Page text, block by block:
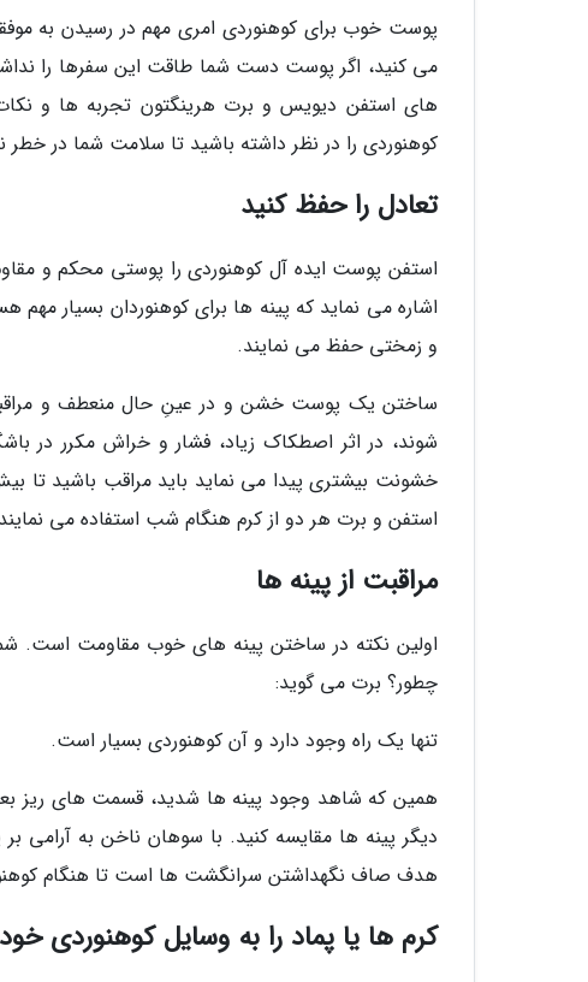
پوست خوب برای کوهنوردی امری مهم در رسیدن به
می کنید، اگر پوست دست شما طاقت این سفرها را
های استفن دیویس و برت هرینگتون تجربه ها و
کوهنوردی را در نظر داشته باشید تا سلامت شما در خطر
تعادل را حفظ کنید
استفن پوست ایده آل کوهنوردی را پوستی محکم و
اشاره می نماید که پینه ها برای کوهنوردان بسیار مهم
و زمختی حفظ می نمایند.
ساختن یک پوست خشن و در عینِ حال منعطف و
شوند، در اثر اصطکاک زیاد، فشار و خراش مکرر در
خشونت بیشتری پیدا می نماید باید مراقب باشید تا
استفن و برت هر دو از کرم هنگام شب استفاده می
مراقبت از پینه ها
اولین نکته در ساختن پینه های خوب مقاومت است.
چطور؟ برت می گوید:
تنها یک راه وجود دارد و آن کوهنوردی بسیار است.
همین که شاهد وجود پینه ها شدید، قسمت های ریز
دیگر پینه ها مقایسه کنید. با سوهان ناخن به آرامی
هدف صاف نگهداشتن سرانگشت ها است تا هنگام
کرم ها یا پماد را به وسایل کوهنوردی